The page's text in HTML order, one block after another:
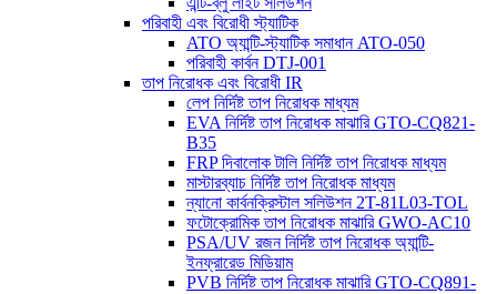
পরিবাহী এবং বিরোধী স্ট্যাটিক
ATO অ্যান্টি-স্ট্যাটিক সমাধান ATO-050
পরিবাহী কার্বন DTJ-001
তাপ নিরোধক এবং বিরোধী IR
লেপ নির্দিষ্ট তাপ নিরোধক মাধ্যম
EVA নির্দিষ্ট তাপ নিরোধক মাঝারি GTO-CQ821-
B35
FRP দিবালোক টালি নির্দিষ্ট তাপ নিরোধক মাধ্যম
মাস্টারব্যাচ নির্দিষ্ট তাপ নিরোধক মাধ্যম
ন্যানো কার্বনক্রিস্টাল সলিউশন 2T-81L03-TOL
ফটোক্রোমিক তাপ নিরোধক মাঝারি GWO-AC10
PSA/UV রজন নির্দিষ্ট তাপ নিরোধক অ্যান্টি-
ইনফ্রারেড মিডিয়াম
PVB নির্দিষ্ট তাপ নিরোধক মাঝারি GTO-CQ891-